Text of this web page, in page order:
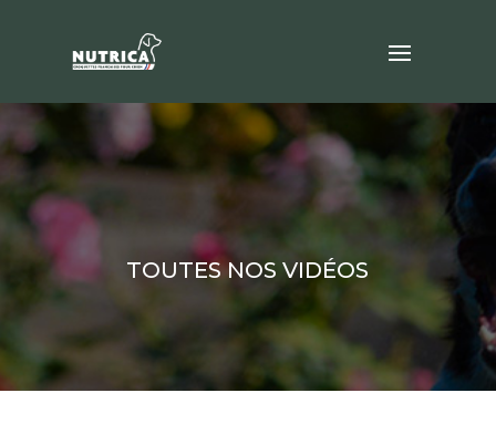
TOUTES NOS VIDÉOS